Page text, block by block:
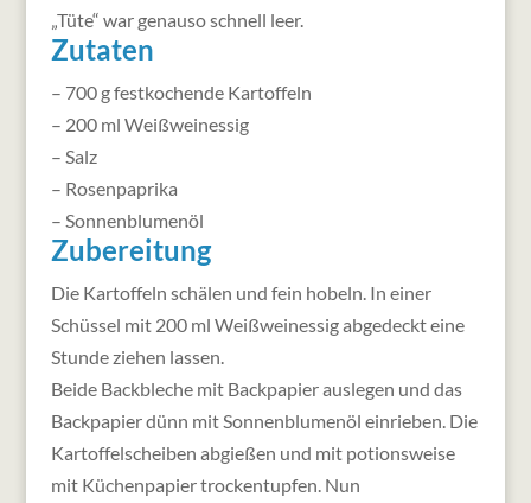
„Tüte“ war genauso schnell leer.
Zutaten
– 700 g festkochende Kartoffeln
– 200 ml Weißweinessig
– Salz
– Rosenpaprika
– Sonnenblumenöl
Zubereitung
Die Kartoffeln schälen und fein hobeln. In einer
Schüssel mit 200 ml Weißweinessig abgedeckt eine
Stunde ziehen lassen.
Beide Backbleche mit Backpapier auslegen und das
Backpapier dünn mit Sonnenblumenöl einrieben. Die
Kartoffelscheiben abgießen und mit potionsweise
mit Küchenpapier trockentupfen. Nun